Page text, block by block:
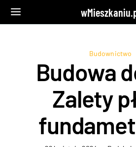
Budownictwo
Budowa
Zalety